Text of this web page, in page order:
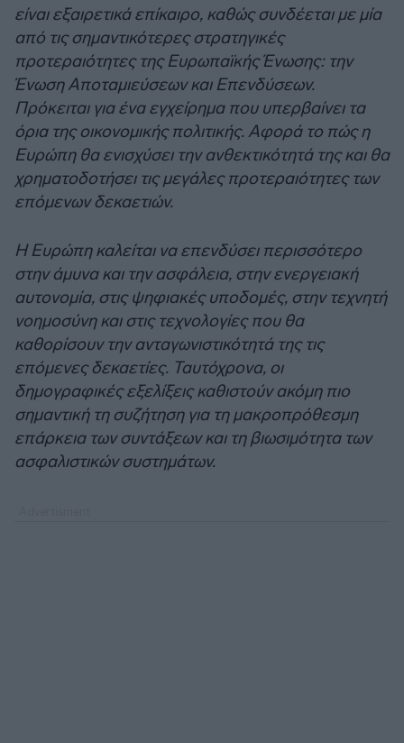
είναι εξαιρετικά επίκαιρο, καθώς συνδέεται με μία
από τις σημαντικότερες στρατηγικές
προτεραιότητες της Ευρωπαϊκής Ένωσης: την
Ένωση Αποταμιεύσεων και Επενδύσεων.
Πρόκειται για ένα εγχείρημα που υπερβαίνει τα
όρια της οικονομικής πολιτικής. Αφορά το πώς η
Ευρώπη θα ενισχύσει την ανθεκτικότητά της και θα
χρηματοδοτήσει τις μεγάλες προτεραιότητες των
επόμενων δεκαετιών.
Η Ευρώπη καλείται να επενδύσει περισσότερο
στην άμυνα και την ασφάλεια, στην ενεργειακή
αυτονομία, στις ψηφιακές υποδομές, στην τεχνητή
νοημοσύνη και στις τεχνολογίες που θα
καθορίσουν την ανταγωνιστικότητά της τις
επόμενες δεκαετίες. Ταυτόχρονα, οι
δημογραφικές εξελίξεις καθιστούν ακόμη πιο
σημαντική τη συζήτηση για τη μακροπρόθεσμη
επάρκεια των συντάξεων και τη βιωσιμότητα των
ασφαλιστικών συστημάτων.